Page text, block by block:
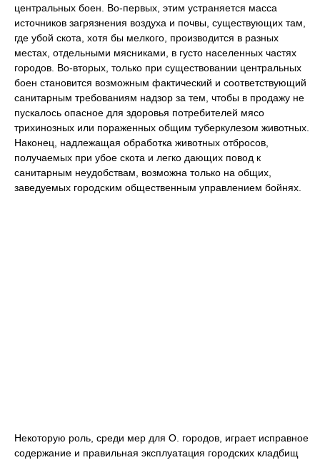
центральных боен. Во-первых, этим устраняется масса
источников загрязнения воздуха и почвы, существующих там,
где убой скота, хотя бы мелкого, производится в разных
местах, отдельными мясниками, в густо населенных частях
городов. Во-вторых, только при существовании центральных
боен становится возможным фактический и соответствующий
санитарным требованиям надзор за тем, чтобы в продажу не
пускалось опасное для здоровья потребителей мясо
трихинозных или пораженных общим туберкулезом животных.
Наконец, надлежащая обработка животных отбросов,
получаемых при убое скота и легко дающих повод к
санитарным неудобствам, возможна только на общих,
заведуемых городским общественным управлением бойнях.
Некоторую роль, среди мер для О. городов, играет исправное
содержание и правильная эксплуатация городских кладбищ